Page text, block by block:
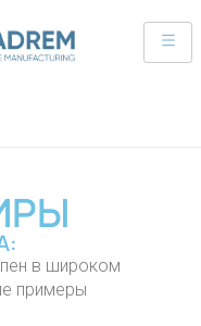
в широком
примеры